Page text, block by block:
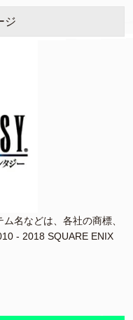
ジ
名などは、各社の商標、
- 2018 SQUARE ENIX